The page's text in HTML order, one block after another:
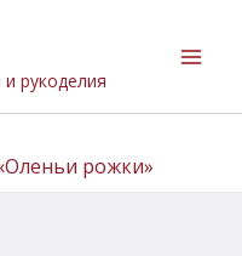
рукоделия
рожки»